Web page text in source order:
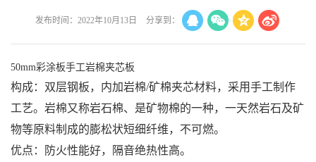
发布时间：2022年10月13日 分享到：
50mm彩涂板手工岩棉夹芯板
构成：双层钢板，内加岩棉/矿棉夹芯材料，采用手工制作
工艺。岩棉又称岩石棉、是矿物棉的一种，一天然岩石及矿
物等原料制成的膨松状短细纤维，不可燃。
优点：防火性能好，隔音绝热性高。